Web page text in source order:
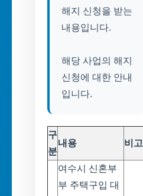
해지 신청을 받는
내용입니다.
해당 사업의 해지
신청에 대한 안내
입니다.
구
분
내용 비고
여수시 신혼부
부 주택구입 대